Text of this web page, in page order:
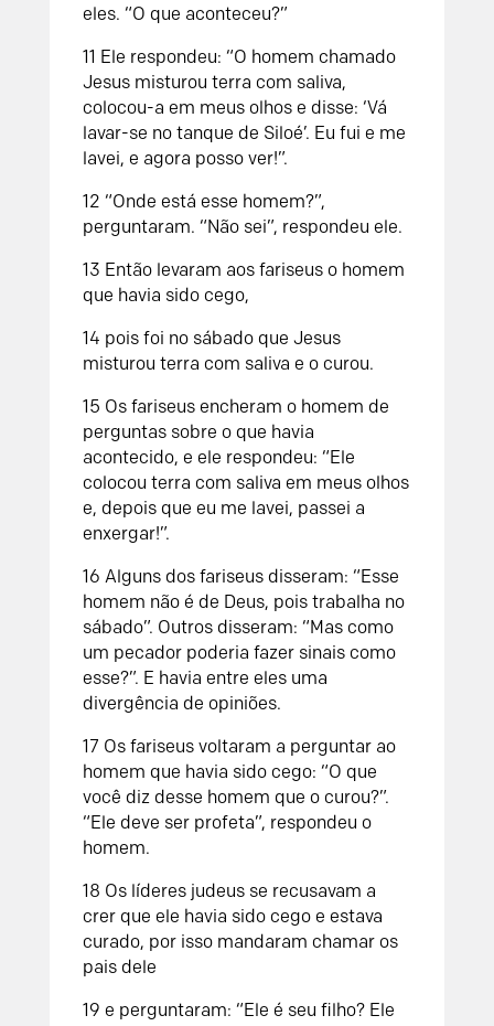
eles. “O que aconteceu?”
11 Ele respondeu: “O homem chamado
Jesus misturou terra com saliva,
colocou-a em meus olhos e disse: ‘Vá
lavar-se no tanque de Siloé’. Eu fui e me
lavei, e agora posso ver!”.
12 “Onde está esse homem?”,
perguntaram. “Não sei”, respondeu ele.
13 Então levaram aos fariseus o homem
que havia sido cego,
14 pois foi no sábado que Jesus
misturou terra com saliva e o curou.
15 Os fariseus encheram o homem de
perguntas sobre o que havia
acontecido, e ele respondeu: “Ele
colocou terra com saliva em meus olhos
e, depois que eu me lavei, passei a
enxergar!”.
16 Alguns dos fariseus disseram: “Esse
homem não é de Deus, pois trabalha no
sábado”. Outros disseram: “Mas como
um pecador poderia fazer sinais como
esse?”. E havia entre eles uma
divergência de opiniões.
17 Os fariseus voltaram a perguntar ao
homem que havia sido cego: “O que
você diz desse homem que o curou?”.
“Ele deve ser profeta”, respondeu o
homem.
18 Os líderes judeus se recusavam a
crer que ele havia sido cego e estava
curado, por isso mandaram chamar os
pais dele
19 e perguntaram: “Ele é seu filho? Ele